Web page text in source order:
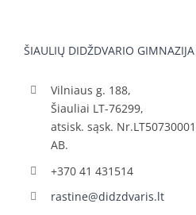
ŠIAULIŲ DIDŽDVARIO GIMNAZIJA
Vilniaus g. 188,
Šiauliai LT-76299,
atsisk. sąsk.
AB.
+370 41 431514
rastine@didzdvaris.lt